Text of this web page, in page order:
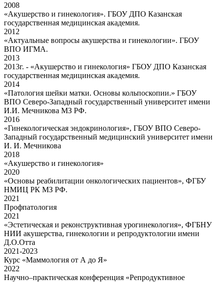
2008
«Акушерство и гинекология». ГБОУ ДПО Казанская
государственная медицинская академия.
2012
«Актуальные вопросы акушерства и гинекологии». ГБОУ
ВПО ИГМА.
2013
2013г. - «Акушерство и гинекология» ГБОУ ДПО Казанская
государственная медицинская академия.
2014
«Патология шейки матки. Основы кольпоскопии.» ГБОУ
ВПО Северо-Западный государственный университет имени
И.И. Мечникова МЗ РФ.
2016
«Гинекологическая эндокринология», ГБОУ ВПО Северо-
Западный государственный медицинский университет имени
И. И. Мечникова
2018
«Акушерство и гинекология»
2020
«Основы реабилитации онкологических пациентов», ФГБУ
НМИЦ РК МЗ РФ.
2021
Профпатология
2021
«Эстетическая и реконструктивная урогинекология», ФГБНУ
НИИ акушерства, гинекологии и репродуктологии имени
Д.О.Отта
2021-2023
Курс «Маммология от А до Я»
2022
Научно–практическая конференция «Репродуктивное